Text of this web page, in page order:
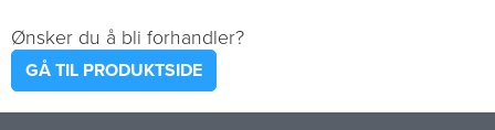
Ønsker du å bli forhandler?
GÅ TIL PRODUKTSIDE